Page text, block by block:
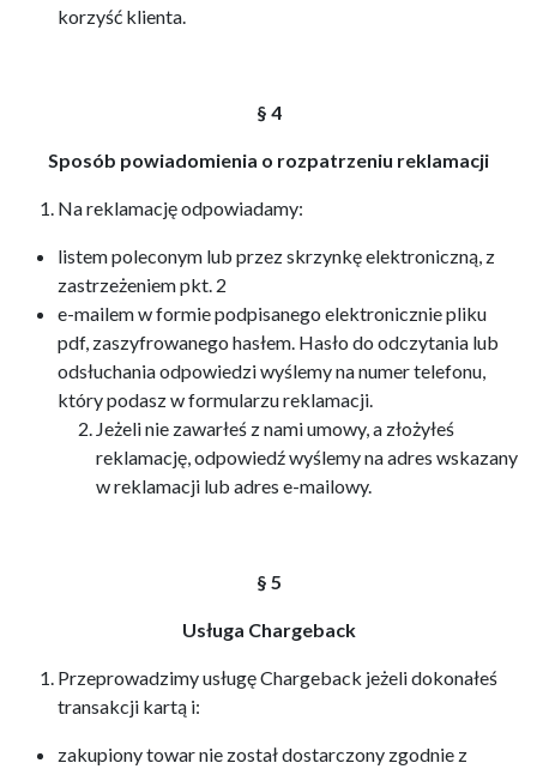
korzyść klienta.
§ 4
Sposób powiadomienia o rozpatrzeniu reklamacji
Na reklamację odpowiadamy:
listem poleconym lub przez skrzynkę elektroniczną, z
zastrzeżeniem pkt. 2
e-mailem w formie podpisanego elektronicznie pliku
pdf, zaszyfrowanego hasłem. Hasło do odczytania lub
odsłuchania odpowiedzi wyślemy na numer telefonu,
który podasz w formularzu reklamacji.
Jeżeli nie zawarłeś z nami umowy, a złożyłeś
reklamację, odpowiedź wyślemy na adres wskazany
w reklamacji lub adres e-mailowy.
§ 5
Usługa Chargeback
Przeprowadzimy usługę Chargeback jeżeli dokonałeś
transakcji kartą i:
zakupiony towar nie został dostarczony zgodnie z